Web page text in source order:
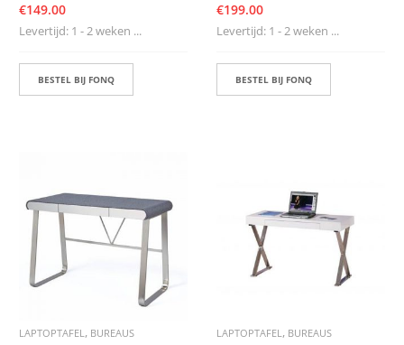
€149.00
Levertijd: 1 - 2 weken ...
BESTEL BIJ FONQ
€199.00
Levertijd: 1 - 2 weken ...
BESTEL BIJ FONQ
LAPTOPTAFEL, BUREAUS LAPTOPTAFEL, BUREAUS